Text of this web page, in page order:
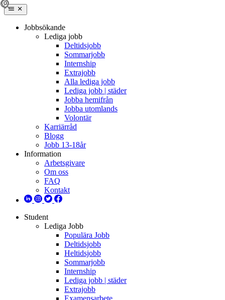
Jobbsökande
Lediga jobb
Deltidsjobb
Sommarjobb
Internship
Extrajobb
Alla lediga jobb
Lediga jobb | städer
Jobba hemifrån
Jobba utomlands
Volontär
Karriärråd
Blogg
Jobb 13-18år
Information
Arbetsgivare
Om oss
FAQ
Kontakt
Student
Lediga Jobb
Populära Jobb
Deltidsjobb
Heltidsjobb
Sommarjobb
Internship
Lediga jobb | städer
Extrajobb
Examensarbete